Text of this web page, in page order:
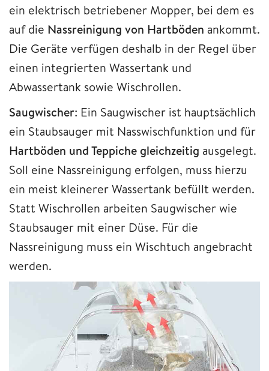
ein elektrisch betriebener Mopper, bei dem es
auf die Nassreinigung von Hartböden ankommt.
Die Geräte verfügen deshalb in der Regel über
einen integrierten Wassertank und
Abwassertank sowie Wischrollen.
Saugwischer: Ein Saugwischer ist hauptsächlich
ein Staubsauger mit Nasswischfunktion und für
Hartböden und Teppiche gleichzeitig ausgelegt.
Soll eine Nassreinigung erfolgen, muss hierzu
ein meist kleinerer Wassertank befüllt werden.
Statt Wischrollen arbeiten Saugwischer wie
Staubsauger mit einer Düse. Für die
Nassreinigung muss ein Wischtuch angebracht
werden.